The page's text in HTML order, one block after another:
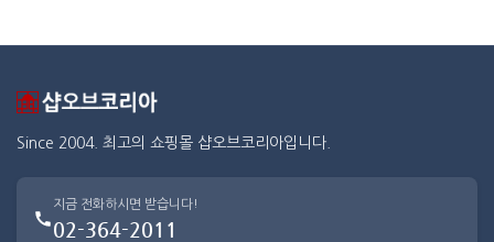
Since 2004. 최고의 쇼핑몰 샵오브코리아입니다.
지금 전화하시면 받습니다!
02-364-2011